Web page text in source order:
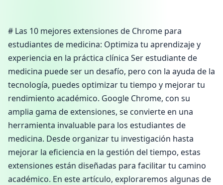
# Las 10 mejores extensiones de Chrome para
estudiantes de medicina: Optimiza tu aprendizaje y
experiencia en la práctica clínica Ser estudiante de
medicina puede ser un desafío, pero con la ayuda de la
tecnología, puedes optimizar tu tiempo y mejorar tu
rendimiento académico. Google Chrome, con su
amplia gama de extensiones, se convierte en una
herramienta invaluable para los estudiantes de
medicina. Desde organizar tu investigación hasta
mejorar la eficiencia en la gestión del tiempo, estas
extensiones están diseñadas para facilitar tu camino
académico. En este artículo, exploraremos algunas de